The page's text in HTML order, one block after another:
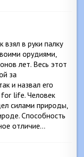
в руки палку
орудиями,
лет. Весь этот
за
и назвал его
life. Человек
силами природы,
Способность
отличие…